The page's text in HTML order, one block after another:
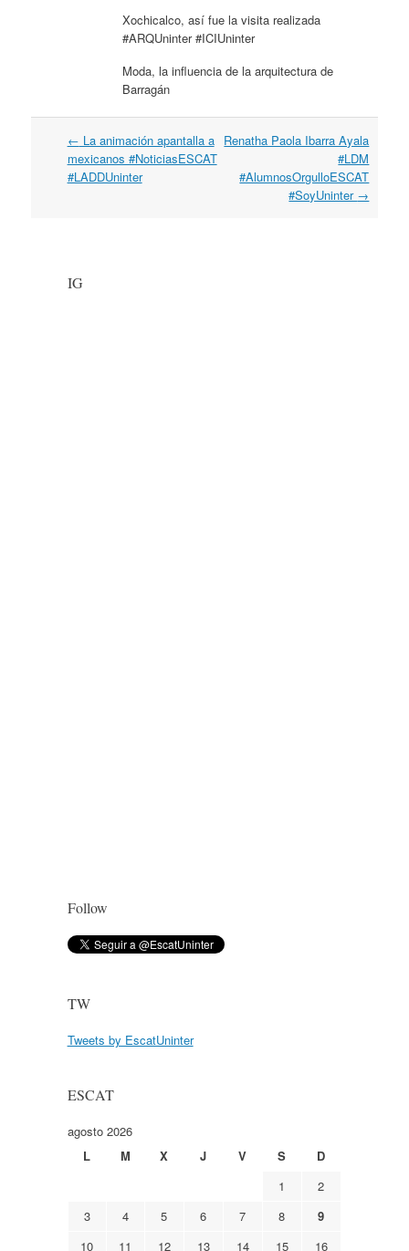
Xochicalco, así fue la visita realizada
#ARQUninter #ICIUninter
Moda, la influencia de la arquitectura de
Barragán
Post navigation
← La animación apantalla a
mexicanos #NoticiasESCAT
#LADDUninter
Renatha Paola Ibarra Ayala
#LDM
#AlumnosOrgulloESCAT
#SoyUninter →
IG
Follow
TW
Tweets by EscatUninter
ESCAT
agosto 2026
L
M X J V S
D
1
2
3
4 5 6 7 8
9
10
11 12 13 14 15 16